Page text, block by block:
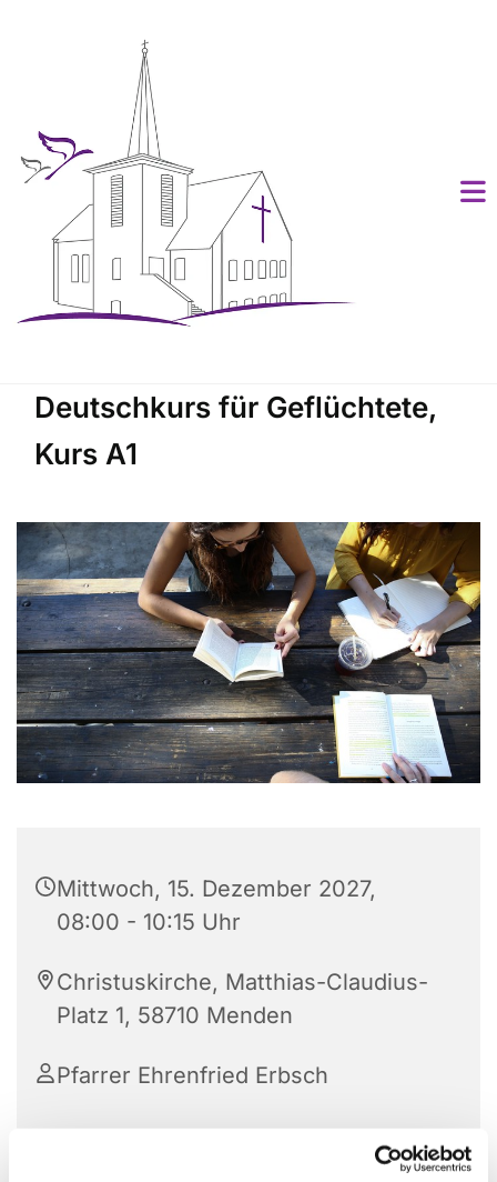
Deutschkurs für Geflüchtete,
Kurs A1
Mittwoch, 15. Dezember 2027,
08:00 - 10:15 Uhr
Christuskirche, Matthias-Claudius-
Platz 1, 58710 Menden
Pfarrer Ehrenfried Erbsch